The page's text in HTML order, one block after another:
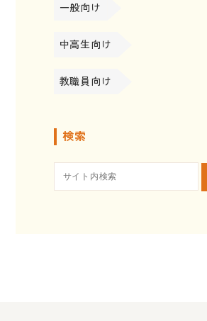
一般向け
中高生向け
教職員向け
検索